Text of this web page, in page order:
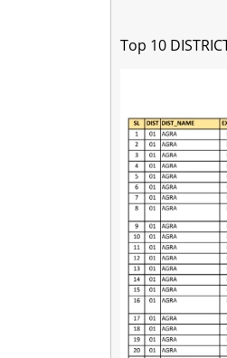
Top 10